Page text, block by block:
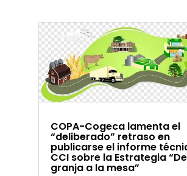
COPA-Cogeca lamenta el
“deliberado” retraso en
publicarse el informe
CCI sobre la Estrategia
granja a la mesa”